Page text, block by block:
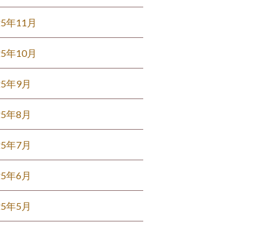
年11月
年10月
年9月
年8月
年7月
年6月
年5月